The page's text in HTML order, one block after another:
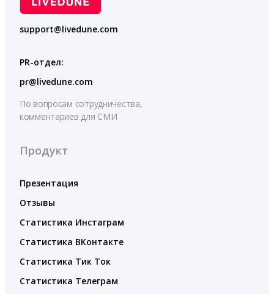
support@livedune.com
PR-отдел:
pr@livedune.com
По вопросам сотрудничества,
комментариев для СМИ
Продукт
Презентация
Отзывы
Статистика Инстаграм
Статистика ВКонтакте
Статистика Тик Ток
Статистика Телеграм